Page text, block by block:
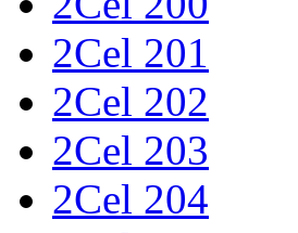
2Cel 201
2Cel 202
2Cel 203
2Cel 204